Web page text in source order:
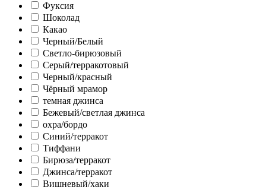
Фуксия
Шоколад
Какао
Черный/Белый
Светло-бирюзовый
Серый/терракотовый
Черный/красный
Чёрный мрамор
темная джинса
Бежевый/светлая джинса
охра/бордо
Синий/терракот
Тиффани
Бирюза/терракот
Джинса/терракот
Вишневый/хаки